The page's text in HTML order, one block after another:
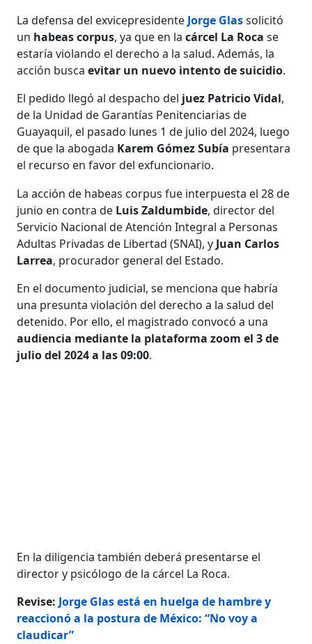
La defensa del exvicepresidente Jorge Glassolicitó
un habeas corpus, ya que en lacárcel La Roca se
estaría violando el derecho a la salud. Además, la
acción buscaevitar un nuevo intento de suicidio.
El pedido llegó al despacho del juez Patricio Vidal,
de la Unidad de Garantías Penitenciarias de
Guayaquil, el pasado lunes 1 de julio del 2024, luego
de que la abogada Karem Gómez Subía presentara
el recurso en favor del exfuncionario.
La acción de habeas corpus fue interpuesta el 28 de
junio en contra de Luis Zaldumbide, director del
Servicio Nacional de Atención Integral a Personas
Adultas Privadas de Libertad (SNAI), y Juan Carlos
Larrea, procurador general del Estado.
En el documento judicial, se menciona que habría
una presunta violación del derecho a la salud del
detenido. Por ello, el magistrado convocó a una
audiencia mediante la plataforma zoom el 3 de
julio del 2024 a las 09:00.
En la diligencia también deberá presentarse el
director y psicólogo de la cárcel La Roca.
Revise: Jorge Glas está en huelga de hambre y
reaccionó a la postura de México: “No voy a
claudicar”